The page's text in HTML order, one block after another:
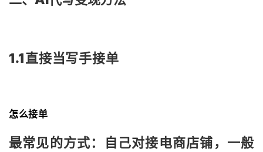
1.1直接当写手接单
怎么接单
最常见的方式：自己对接电商店铺，一般